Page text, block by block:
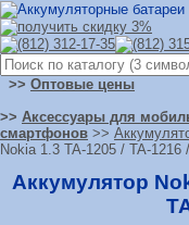
>> Оптовые цены
>> Аксессуары для
смартфонов >>
Nokia 1.3 TA-1205 / TA-1216
Аккумулятор